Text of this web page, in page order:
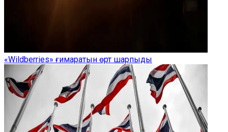
«Wildberries» ғимаратын өрт шарпыды